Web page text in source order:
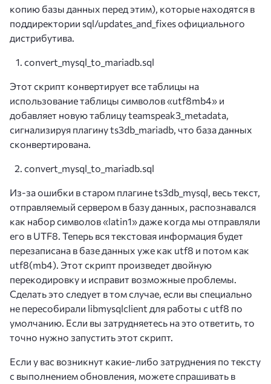
копию базы данных перед этим), которые находятся в
поддиректории sql/updates_and_fixes официального
дистрибутива.
convert_mysql_to_mariadb.sql
Этот скрипт конвертирует все таблицы на
использование таблицы символов «utf8mb4» и
добавляет новую таблицу teamspeak3_metadata,
сигнализируя плагину ts3db_mariadb, что база данных
сконвертирована.
convert_mysql_to_mariadb.sql
Из-за ошибки в старом плагине ts3db_mysql, весь текст,
отправляемый сервером в базу данных, распознавался
как набор символов «latin1» даже когда мы отправляли
его в UTF8. Теперь вся текстовая информация будет
перезаписана в базе данных уже как utf8 и потом как
utf8(mb4). Этот скрипт произведет двойную
перекодировку и исправит возможные проблемы.
Сделать это следует в том случае, если вы специально
не пересобирали libmysqlclient для работы с utf8 по
умолчанию. Если вы затрудняетесь на это ответить, то
точно нужно запустить этот скрипт.
Если у вас возникнут какие-либо затруднения по тексту
с выполнением обновления, можете спрашивать в